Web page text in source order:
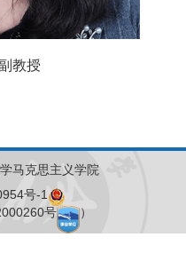
教授
马克思主义学院
号-1
号
）